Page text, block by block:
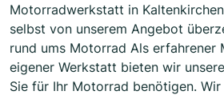
Motorradwerkstatt in
selbst von unserem Angebot
rund ums Motorrad Als erfahrener
eigener Werkstatt bieten wir
Sie für Ihr Motorrad benötigen. Wir